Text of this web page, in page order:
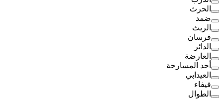
الحرث
ضمد
الريث
فرسان
الدائر
العارضة
أحد المسارحة
العيدابي
فيفاء
الطوال